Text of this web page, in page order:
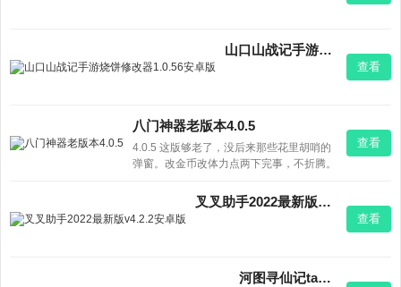
山口山战记手游烧饼修改器1.0.56安卓版
查看
八门神器老版本4.0.5
4.0.5 这版够老了，没后来那些花里胡哨的
弹窗。改金币改体力点两下完事，不折腾。
查看
叉叉助手2022最新版v4.2.2安卓版
查看
河图寻仙记taptap版v1.1.2 2026官方中文版